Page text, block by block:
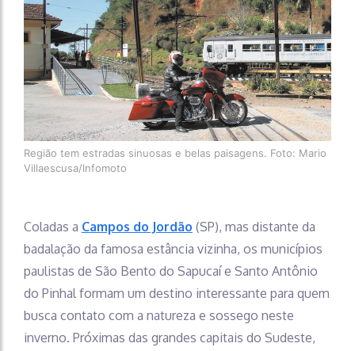
Região tem estradas sinuosas e belas paisagens. Foto: Mario
Villaescusa/Infomoto
Coladas a Campos do Jordão (SP), mas distante da
badalação da famosa estância vizinha, os municípios
paulistas de São Bento do Sapucaí e Santo Antônio
do Pinhal formam um destino interessante para quem
busca contato com a natureza e sossego neste
inverno. Próximas das grandes capitais do Sudeste,